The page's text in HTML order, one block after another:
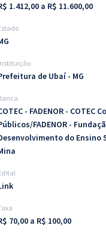
1.412,00 a R$ 11.600,00
de Ubaí - MG
- FADENOR - COTEC
FADENOR -
do Ensino
70,00 a R$ 100,00